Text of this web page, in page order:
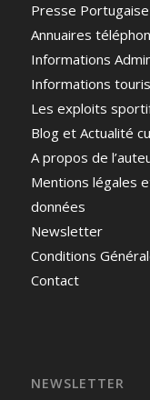
Presse Portugaise
Annuaires
Informations
Informations
Les exploits
Blog et Actualité
A propos de
Mentions légales
données
Newsletter
Conditions
Contact
NEWSLETTER